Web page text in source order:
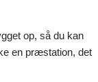
op, så du kan
en præstation, det